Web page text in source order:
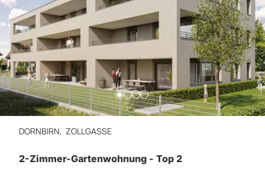
DORNBIRN, ZOLLGASSE
2-Zimmer-Gartenwohnung - Top 2